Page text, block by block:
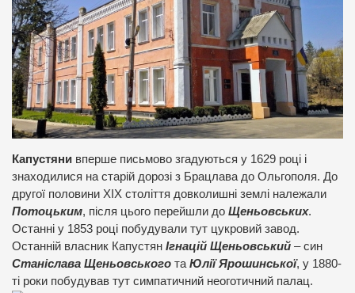
Капустяни вперше письмово згадуються у 1629 році і
знаходилися на старій дорозі з Брацлава до Ольгополя. До
другої половини ХІХ століття довколишні землі належали
Потоцьким, після цього перейшли до Щеньовських.
Останні у 1853 році побудували тут цукровий завод.
Останній власник Капустян Ігнацій Щеньовський – син
Станіслава Щеньовського та Юлії Ярошинської, у 1880-
ті роки побудував тут симпатичний неоготичний палац.